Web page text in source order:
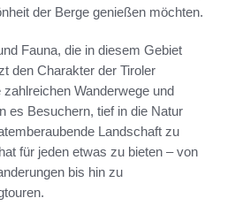
der Berge genießen möchten.
Fauna, die in diesem Gebiet
den Charakter der Tiroler
Wanderwege und
es Besuchern, tief in die Natur
Landschaft zu
für jeden etwas zu bieten – von
bis hin zu